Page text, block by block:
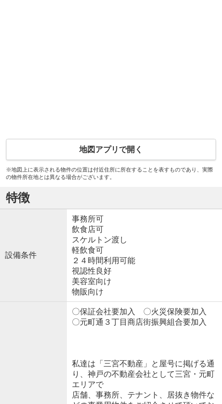
地図アプリで開く
※地図上に表示される物件の位置は付近住所に所在することを表すものであり、実際
の物件所在地とは異なる場合がございます。
特徴
設備条件
事務所可
飲食店可
スケルトン渡し
軽飲食可
２４時間利用可能
視認性良好
美容室向け
物販向け
〇保証会社要加入 〇火災保険要加入
〇元町通３丁目商店街振興組合要加入
私達は「三宮不動産」と屋号に掲げる通
り、神戸の不動産会社として三宮・元町
エリアで
店舗、事務所、テナント、居抜き物件な